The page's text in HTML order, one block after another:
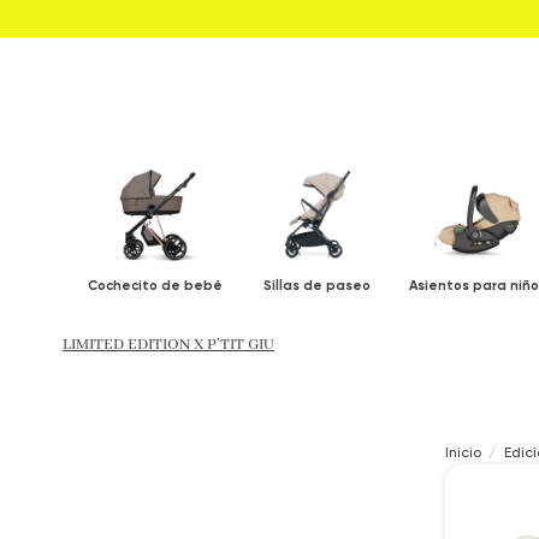
Cochecito de bebé Sillas de paseo Asientos para
LIMITED EDITION X P’TIT GIU
Inicio